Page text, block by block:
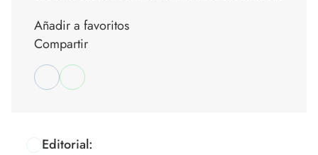
Editorial:
Añadir a favoritos
Compartir